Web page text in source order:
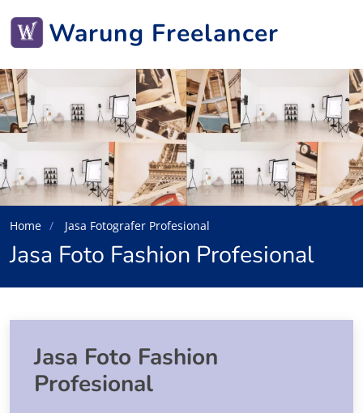
Warung Freelancer
Home Jasa Fotografer Profesional
Jasa Foto Fashion Profesional
Jasa Foto Fashion
Profesional